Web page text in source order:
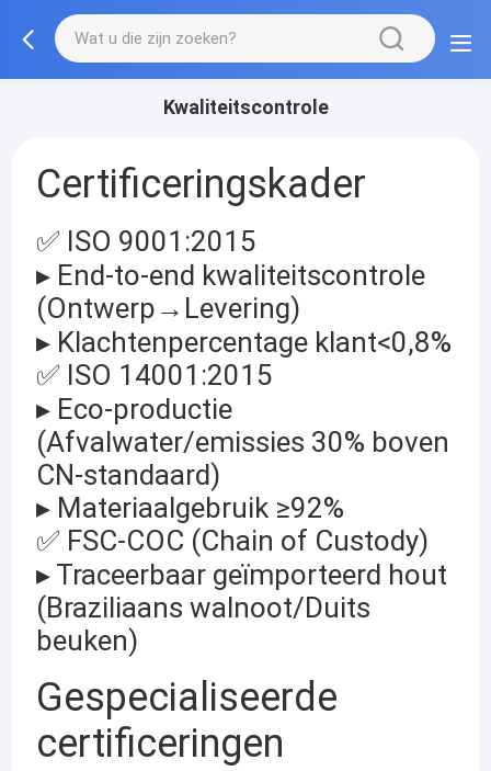
Kwaliteitscontrole
Certificeringskader
✅ ISO 9001:2015
▸ End-to-end kwaliteitscontrole
(Ontwerp→Levering)
▸ Klachtenpercentage klant<0,8%
✅ ISO 14001:2015
▸ Eco-productie
(Afvalwater/emissies 30% boven
CN-standaard)
▸ Materiaalgebruik ≥92%
✅ FSC-COC (Chain of Custody)
▸ Traceerbaar geïmporteerd hout
(Braziliaans walnoot/Duits
beuken)
Gespecialiseerde
certificeringen